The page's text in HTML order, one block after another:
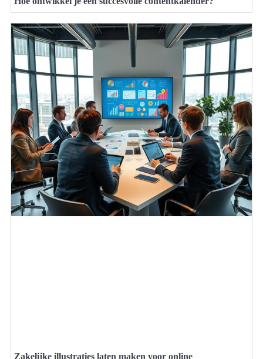
Zakelijke illustraties laten maken voor online